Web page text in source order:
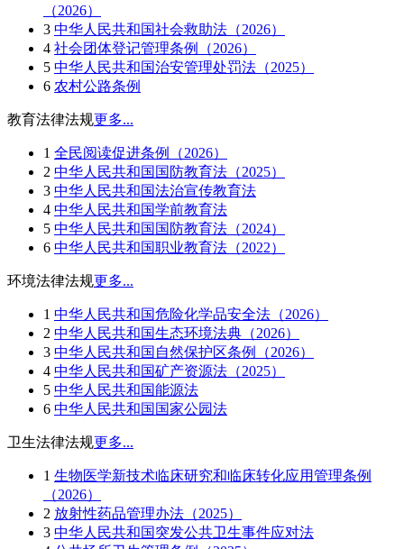
（2026）
3 中华人民共和国社会救助法（2026）
4 社会团体登记管理条例（2026）
5 中华人民共和国治安管理处罚法（2025）
6 农村公路条例
教育法律法规更多...
1 全民阅读促进条例（2026）
2 中华人民共和国国防教育法（2025）
3 中华人民共和国法治宣传教育法
4 中华人民共和国学前教育法
5 中华人民共和国国防教育法（2024）
6 中华人民共和国职业教育法（2022）
环境法律法规更多...
1 中华人民共和国危险化学品安全法（2026）
2 中华人民共和国生态环境法典（2026）
3 中华人民共和国自然保护区条例（2026）
4 中华人民共和国矿产资源法（2025）
5 中华人民共和国能源法
6 中华人民共和国国家公园法
卫生法律法规更多...
1 生物医学新技术临床研究和临床转化应用管理条例
（2026）
2 放射性药品管理办法（2025）
3 中华人民共和国突发公共卫生事件应对法